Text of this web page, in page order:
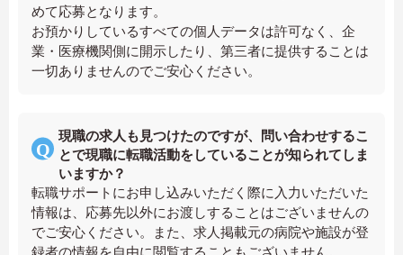
めて応募となります。
お預かりしているすべての個人データは許可なく、企
業・医療機関側に開示したり、第三者に提供することは
一切ありませんのでご安心ください。
現職の求人も見つけたのですが、問い合わせするこ
とで現職に転職活動をしていることが知られてしま
いますか？
転職サポートにお申し込みいただく際に入力いただいた
情報は、応募先以外にお渡しすることはございませんの
でご安心ください。また、求人掲載元の病院や施設が登
録者の情報を自由に閲覧することもございません。